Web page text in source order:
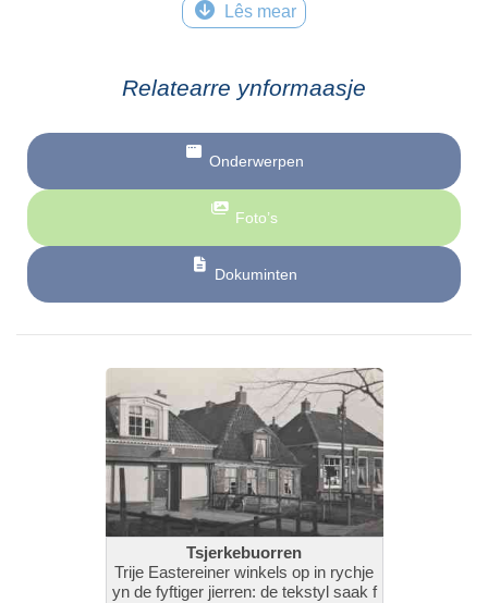
Lês mear
Relatearre ynformaasje
Onderwerpen
Foto’s
Dokuminten
Tsjerkebuorren
Trije Eastereiner winkels op in rychje
yn de fyftiger jierren: de tekstyl saak f